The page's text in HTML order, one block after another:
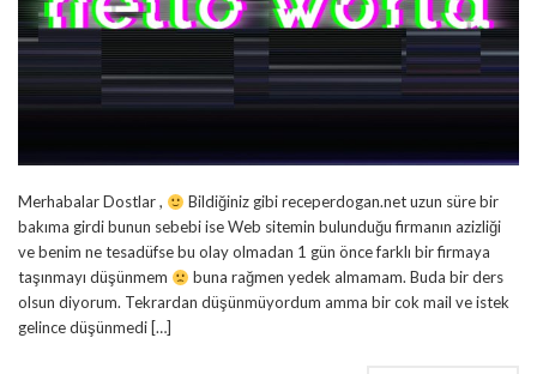
Merhabalar Dostlar ,
Bildiğiniz gibi receperdogan.net uzun süre bir
bakıma girdi bunun sebebi ise Web sitemin bulunduğu firmanın azizliği
ve benim ne tesadüfse bu olay olmadan 1 gün önce farklı bir firmaya
taşınmayı düşünmem
buna rağmen yedek almamam. Buda bir ders
olsun diyorum. Tekrardan düşünmüyordum amma bir cok mail ve istek
gelince düşünmedi […]